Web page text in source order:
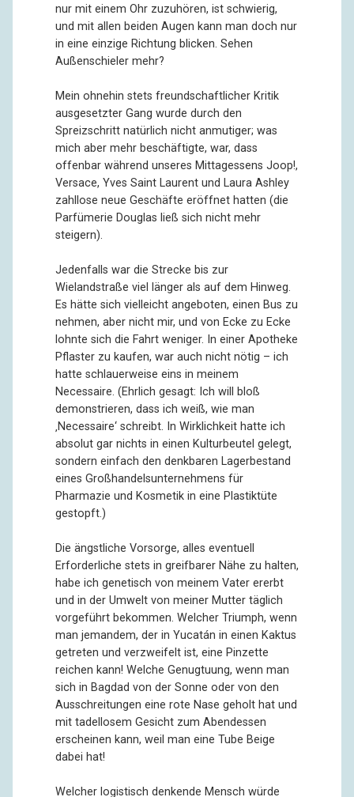
nur mit einem Ohr zuzuhören, ist schwierig,
und mit allen beiden Augen kann man doch nur
in eine einzige Richtung blicken. Sehen
Außenschieler mehr?
Mein ohnehin stets freundschaftlicher Kritik
ausgesetzter Gang wurde durch den
Spreizschritt natürlich nicht anmutiger; was
mich aber mehr beschäftigte, war, dass
offenbar während unseres Mittagessens Joop!,
Versace, Yves Saint Laurent und Laura Ashley
zahllose neue Geschäfte eröffnet hatten (die
Parfümerie Douglas ließ sich nicht mehr
steigern).
Jedenfalls war die Strecke bis zur
Wielandstraße viel länger als auf dem Hinweg.
Es hätte sich vielleicht angeboten, einen Bus zu
nehmen, aber nicht mir, und von Ecke zu Ecke
lohnte sich die Fahrt weniger. In einer Apotheke
Pflaster zu kaufen, war auch nicht nötig – ich
hatte schlauerweise eins in meinem
Necessaire. (Ehrlich gesagt: Ich will bloß
demonstrieren, dass ich weiß, wie man
‚Necessaire‘ schreibt. In Wirklichkeit hatte ich
absolut gar nichts in einen Kulturbeutel gelegt,
sondern einfach den denkbaren Lagerbestand
eines Großhandelsunternehmens für
Pharmazie und Kosmetik in eine Plastiktüte
gestopft.)
Die ängstliche Vorsorge, alles eventuell
Erforderliche stets in greifbarer Nähe zu halten,
habe ich genetisch von meinem Vater ererbt
und in der Umwelt von meiner Mutter täglich
vorgeführt bekommen. Welcher Triumph, wenn
man jemandem, der in Yucatán in einen Kaktus
getreten und verzweifelt ist, eine Pinzette
reichen kann! Welche Genugtuung, wenn man
sich in Bagdad von der Sonne oder von den
Ausschreitungen eine rote Nase geholt hat und
mit tadellosem Gesicht zum Abendessen
erscheinen kann, weil man eine Tube Beige
dabei hat!
Welcher logistisch denkende Mensch würde